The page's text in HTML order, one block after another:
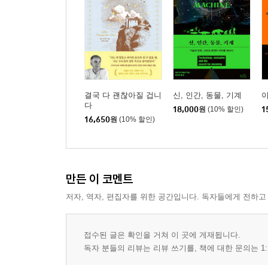
결국 다 괜찮아질 겁니
다
16,650원 (10% 할인)
신, 인간, 동물, 기계
18,000원 (10% 할인)
만든 이 코멘트
저자, 역자, 편집자를 위한 공간입니다. 독자들에게 전하
접수된 글은 확인을 거쳐 이 곳에 게재됩니다.
독자 분들의 리뷰는 리뷰 쓰기를, 책에 대한 문의는